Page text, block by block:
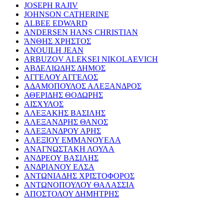
JOSEPH RAJIV
JOHNSON CATHERINE
ALBEE EDWARD
ANDERSEN HANS CHRISTIAN
ΆΝΘΗΣ ΧΡΗΣΤΟΣ
ANOUILH JEAN
ARBUZOV ALEKSEI NIKOLAEVICH
ΑΒΔΕΛΙΩΔΗΣ ΔΗΜΟΣ
ΑΓΓΕΛΟΥ ΑΓΓΕΛΟΣ
ΑΔΑΜΟΠΟΥΛΟΣ ΑΛΕΞΑΝΔΡΟΣ
ΑΘΕΡΙΔΗΣ ΘΟΔΩΡΗΣ
ΑΙΣΧΥΛΟΣ
ΑΛΕΞΑΚΗΣ ΒΑΣΙΛΗΣ
ΑΛΕΞΑΝΔΡΗΣ ΘΑΝΟΣ
ΑΛΕΞΑΝΔΡΟΥ ΑΡΗΣ
ΑΛΕΞΙΟΥ ΕΜΜΑΝΟΥΕΛΑ
ΑΝΑΓΝΩΣΤΑΚΗ ΛΟΥΛΑ
ΑΝΔΡΕΟΥ ΒΑΣΙΛΗΣ
ΑΝΔΡΙΑΝΟΥ ΕΛΣΑ
ΑΝΤΩΝΙΑΔΗΣ ΧΡΙΣΤΟΦΟΡΟΣ
ΑΝΤΩΝΟΠΟΥΛΟΥ ΘΑΛΑΣΣΙΑ
ΑΠΟΣΤΟΛΟΥ ΔΗΜΗΤΡΗΣ